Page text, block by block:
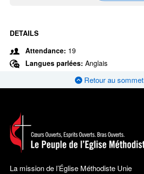
DETAILS
Attendance: 19
Langues parlées: Anglais
Retour au sommet
La mission de l’Église Méthodiste Unie